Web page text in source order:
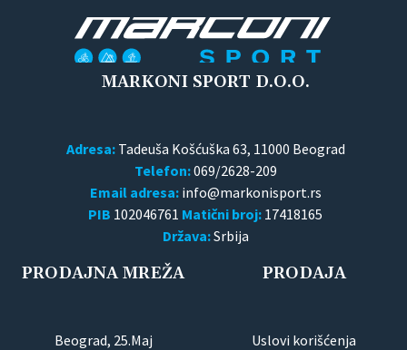
MARKONI SPORT D.O.O.
Adresa:Tadeuša Košćuška 63, 11000 Beograd
Telefon:069/2628-209
Email adresa:
PIB 102046761 Matični broj: 17418165
Država:Srbija
PRODAJNA MREŽA
Beograd, 25.Maj
PRODAJA
Uslovi korišćenja